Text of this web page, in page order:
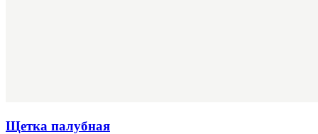
Щетка палубная